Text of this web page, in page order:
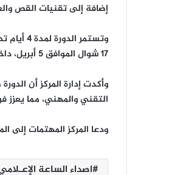
إضافة إلى تقنيات القص
17 شوال الموافق 5 أبريل، داخل مقر مركز كلمة للتدريب بمدينة جدة.
وأكدت إدارة المركز أن
التقني والمهني، مما
ودعا المركز المهتمات إلى
اصداء الساعة